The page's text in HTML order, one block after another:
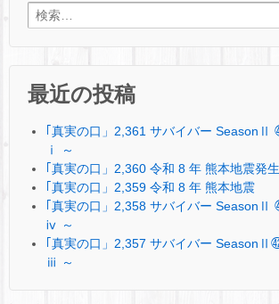
検索:
最近の投稿
｢真実の口」2,361 サバイバー SeasonⅡ
ⅰ ～
｢真実の口」2,360 令和 8 年 熊本地震発
｢真実の口」2,359 令和 8 年 熊本地震
｢真実の口」2,358 サバイバー SeasonⅡ
ⅳ ～
｢真実の口」2,357 サバイバー SeasonⅡ
ⅲ ～